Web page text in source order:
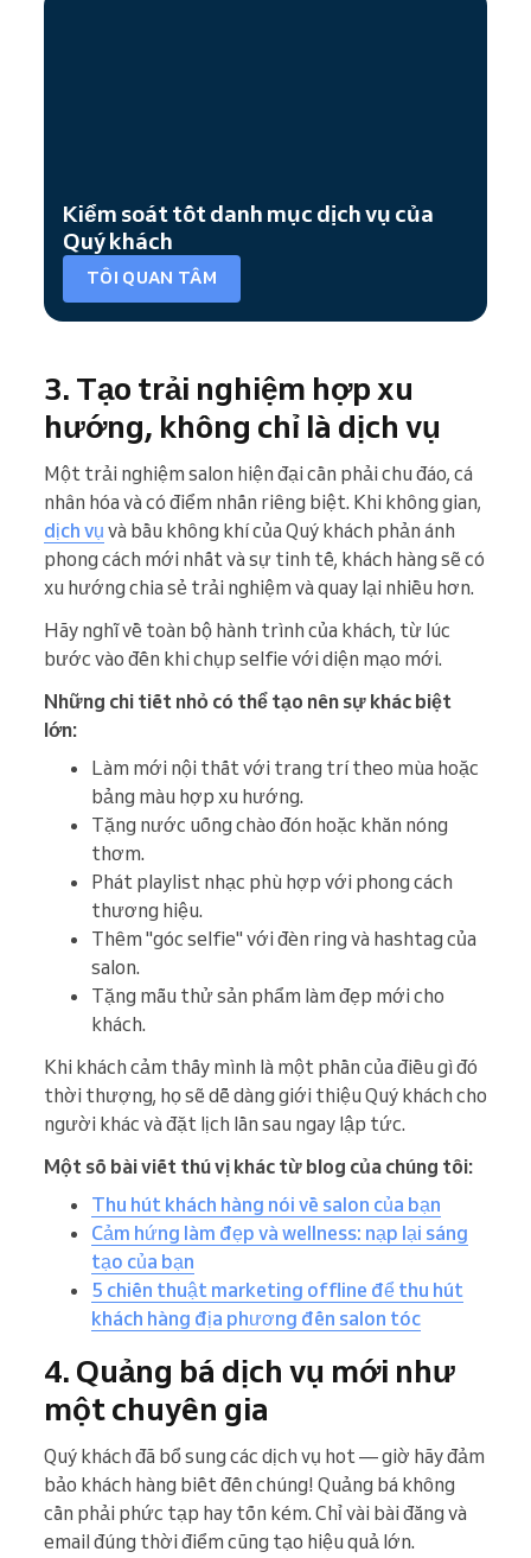
Kiểm soát tốt danh mục dịch vụ của
Quý khách
TÔI QUAN TÂM
3. Tạo trải nghiệm hợp xu
hướng, không chỉ là dịch vụ
Một trải nghiệm salon hiện đại cần phải chu đáo, cá
nhân hóa và có điểm nhấn riêng biệt. Khi không gian,
dịch vụ và bầu không khí của Quý khách phản ánh
phong cách mới nhất và sự tinh tế, khách hàng sẽ có
xu hướng chia sẻ trải nghiệm và quay lại nhiều hơn.
Hãy nghĩ về toàn bộ hành trình của khách, từ lúc
bước vào đến khi chụp selfie với diện mạo mới.
Những chi tiết nhỏ có thể tạo nên sự khác biệt
lớn:
Làm mới nội thất với trang trí theo mùa hoặc
bảng màu hợp xu hướng.
Tặng nước uống chào đón hoặc khăn nóng
thơm.
Phát playlist nhạc phù hợp với phong cách
thương hiệu.
Thêm "góc selfie" với đèn ring và hashtag của
salon.
Tặng mẫu thử sản phẩm làm đẹp mới cho
khách.
Khi khách cảm thấy mình là một phần của điều gì đó
thời thượng, họ sẽ dễ dàng giới thiệu Quý khách cho
người khác và đặt lịch lần sau ngay lập tức.
Một số bài viết thú vị khác từ blog của chúng tôi:
Thu hút khách hàng nói về salon của bạn
Cảm hứng làm đẹp và wellness: nạp lại sáng
tạo của bạn
5 chiến thuật marketing offline để thu hút
khách hàng địa phương đến salon tóc
4. Quảng bá dịch vụ mới như
một chuyên gia
Quý khách đã bổ sung các dịch vụ hot — giờ hãy đảm
bảo khách hàng biết đến chúng! Quảng bá không
cần phải phức tạp hay tốn kém. Chỉ vài bài đăng và
email đúng thời điểm cũng tạo hiệu quả lớn.